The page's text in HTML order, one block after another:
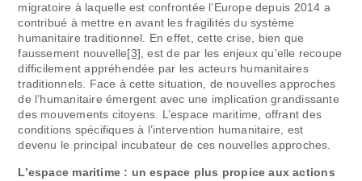
migratoire à laquelle est confrontée l’Europe depuis 2014 a
contribué à mettre en avant les fragilités du système
humanitaire traditionnel. En effet, cette crise, bien que
faussement nouvelle[3] , est de par les enjeux qu’elle recoupe
difficilement appréhendée par les acteurs humanitaires
traditionnels. Face à cette situation, de nouvelles approches
de l’humanitaire émergent avec une implication grandissante
des mouvements citoyens. L’espace maritime, offrant des
conditions spécifiques à l’intervention humanitaire, est
devenu le principal incubateur de ces nouvelles approches.
L’espace maritime : un espace plus propice aux actions